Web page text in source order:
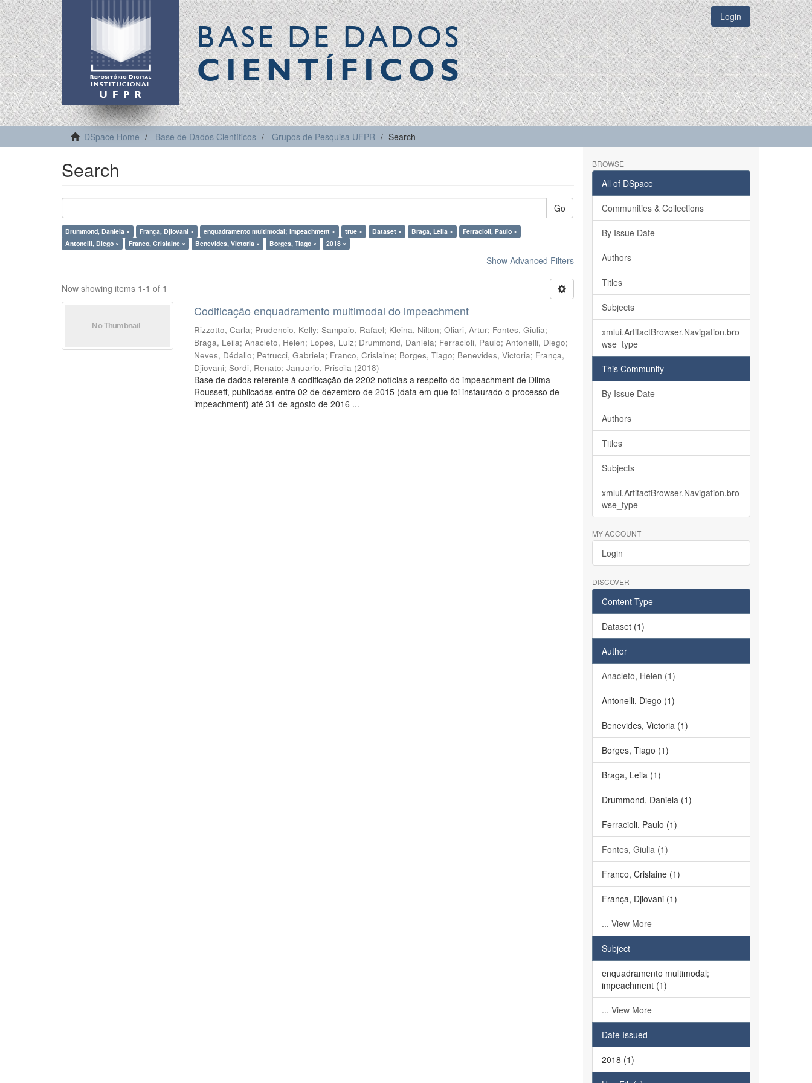
BASE DE DADOS
CIENTÍFICOS
Login
DSpace Home Base de Dados Científicos Grupos de Pesquisa UFPR Search
Search
Go
Drummond, Daniela × França, Djiovani × enquadramento multimodal; impeachment × true × Dataset × Braga, Leila ×
Ferracioli, Paulo ×
Antonelli, Diego ×
Franco, Crislaine × Benevides, Victoria × Borges, Tiago × 2018 ×
Show Advanced Filters
Now showing items 1-1 of 1
Codificação enquadramento multimodal do impeachment
Rizzotto, Carla; Prudencio, Kelly;Sampaio, Rafael; Kleina, Nilton;Oliari, Artur; Fontes, Giulia;
Braga, Leila;Anacleto, Helen; Lopes, Luiz; Drummond, Daniela; Ferracioli, Paulo;Antonelli, Diego;
Neves, Dédallo; Petrucci, Gabriela; Franco, Crislaine; Borges, Tiago; Benevides, Victoria; França,
Djiovani;Sordi, Renato;Januario, Priscila (2018)
Base de dados referente à codificação de 2202 notícias a respeito do impeachment de Dilma
Rousseff, publicadas entre 02 de dezembro de 2015 (data em que foi instaurado o processo de
impeachment) até 31 de agosto de 2016 ...
BROWSE
All of DSpace
Communities & Collections
By Issue Date
Authors
Titles
Subjects
xmlui.ArtifactBrowser.Navigation.bro
wse_type
This Community
By Issue Date
Authors
Titles
Subjects
xmlui.ArtifactBrowser.Navigation.bro
wse_type
MY ACCOUNT
Login
DISCOVER
Content Type
Dataset (1)
Author
Anacleto, Helen (1)
Antonelli, Diego (1)
Benevides, Victoria (1)
Borges, Tiago (1)
Braga, Leila (1)
Drummond, Daniela (1)
Ferracioli, Paulo (1)
Fontes, Giulia (1)
Franco, Crislaine (1)
França, Djiovani (1)
... View More
Subject
enquadramento multimodal;
impeachment (1)
... View More
Date Issued
2018 (1)